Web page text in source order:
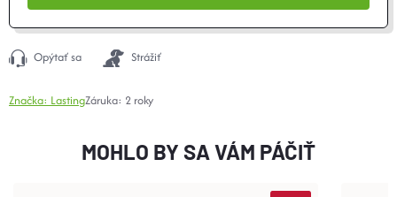
Opýtať sa Strážiť
Značka: LastingZáruka: 2 roky
MOHLO BY SA VÁM PÁČIŤ